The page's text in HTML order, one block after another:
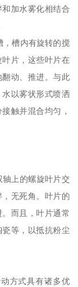
加水雾化相结合
槽内有旋转的搅
片，这些叶片在
动、推进。与此
以雾状形式喷洒
触并混合均匀，
上的螺旋叶片交
无死角。叶片的
而且，叶片通常
等，以抵抗粉尘
方式具有诸多优